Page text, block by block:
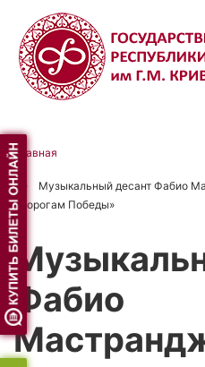
Перейти
основному
содержанию
Строка
навигации
Главная
Музыкальный десант Фабио
«Дорогам Победы»
Фабио